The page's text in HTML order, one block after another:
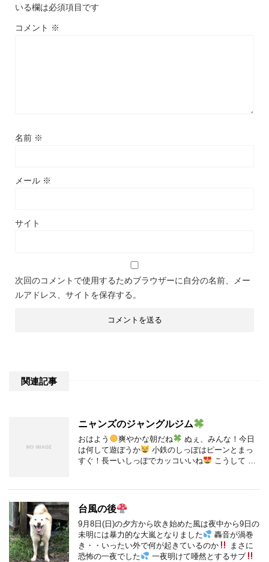
いる欄は必須項目です
コメント ※
名前 ※
メール ※
サイト
次回のコメントで使用するためブラウザーに自分の名前、メー
ルアドレス、サイトを保存する。
関連記事
ニャンズのジャングルジム
おはよう 爽やかな朝だね
ぬぇ、みんな！今日
は何して遊ぼうか
小鉄のしっぽはピーンとまっ
すぐ！長ーいしっぽでカッコいいね
こうして …
台風の後
9月8日(日)の夕方から吹き始めた風は夜中から9日の
未明には暴力的な大嵐となりました
轟音が渦巻
き・・いったい外で何が起きているのか
まさに
恐怖の一夜でした
一夜明けて唖然とするサブ